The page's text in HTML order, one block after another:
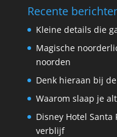
Recente
Kleine details die
Magische
noorden
Denk hieraan bij
Waarom slaap je
Disney Hotel
verblijf